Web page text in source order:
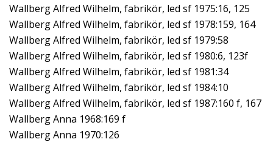
Wallberg Alfred Wilhelm, fabrikör, led sf 1975:16, 125
Wallberg Alfred Wilhelm, fabrikör, led sf 1978:159, 164
Wallberg Alfred Wilhelm, fabrikör, led sf 1979:58
Wallberg Alfred Wilhelm, fabrikör, led sf 1980:6, 123f
Wallberg Alfred Wilhelm, fabrikör, led sf 1981:34
Wallberg Alfred Wilhelm, fabrikör, led sf 1984:10
Wallberg Alfred Wilhelm, fabrikör, led sf 1987:160 f, 167
Wallberg Anna 1968:169 f
Wallberg Anna 1970:126